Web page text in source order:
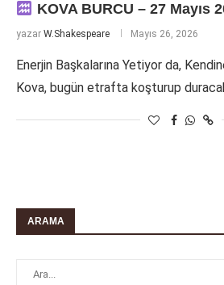
KOVA BURCU – 27 Mayıs
yazar W.Shakespeare Mayıs 26, 2026
Enerjin Başkalarına Yetiyor da,
Kova, bugün etrafta koşturup
ARAMA